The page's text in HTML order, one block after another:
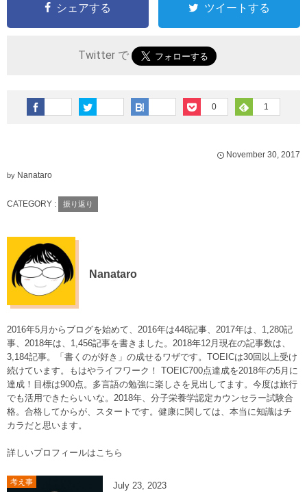
シェアする ツイートする
Twitter で
0 1
November 30, 2017
by Nanataro
CATEGORY : 振り返り
Nanataro
2016年5月からブログを始めて、2016年は448記事、2017年は、1,280記
事、2018年は、1,456記事を書きました。2018年12月現在の記事数は、
3,184記事。「書くのが好き」の成せるワザです。TOEICは30回以上受け
続けています。もはやライフワーク！ TOEIC700点達成を2018年の5月に
達成！目標は900点。多言語の勉強に楽しさを見出してます。今度は旅行
でも活用できたらいいな。2018年、分子栄養学認定カウンセラー試験合
格。合格してからが、スタートです。健康に関しては、本当に知識はチ
カラだと思います。
詳しいプロフィールはこちら
考え事 July 23, 2023